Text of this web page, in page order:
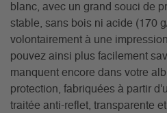
blanc, avec un grand souci de
stable, sans bois ni acide (170
volontairement à une
pouvez ainsi plus facilement
manquent encore dans votre
protection, fabriquées à partir
traitée anti-reflet, transparente